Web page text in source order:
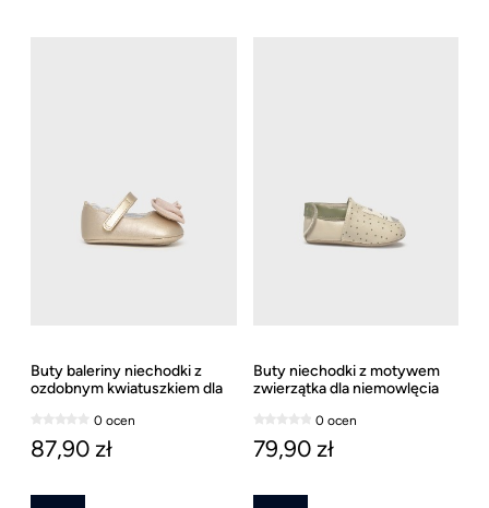
Buty baleriny niechodki z
ozdobnym kwiatuszkiem dla
0 ocen
87,90 zł
Buty niechodki z motywem
zwierzątka dla niemowlęcia
0 ocen
79,90 zł